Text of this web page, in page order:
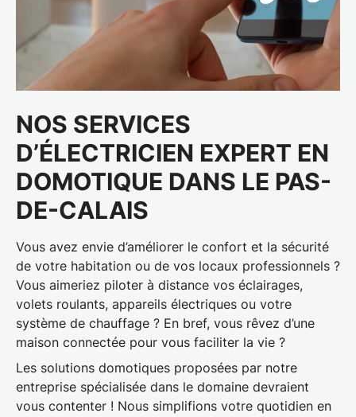
NOS SERVICES
D’ÉLECTRICIEN EXPERT EN
DOMOTIQUE DANS LE PAS-
DE-CALAIS
Vous avez envie d’améliorer le confort et la sécurité
de votre habitation ou de vos locaux professionnels ?
Vous aimeriez piloter à distance vos éclairages,
volets roulants, appareils électriques ou votre
système de chauffage ? En bref, vous rêvez d’une
maison connectée pour vous faciliter la vie ?
Les solutions domotiques proposées par notre
entreprise spécialisée dans le domaine devraient
vous contenter ! Nous simplifions votre quotidien en